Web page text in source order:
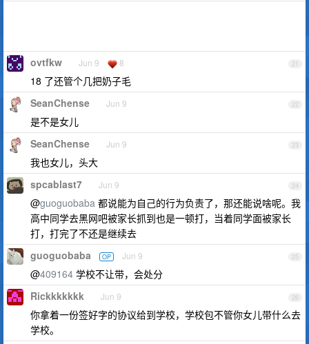
21
ovtfkw Jun 9 8
18 了还管个几把奶子毛
22
SeanChense Jun 9
是不是女儿
23
SeanChense Jun 9
我也女儿，头大
24
spcablast7 Jun 9
@guoguobaba 都说能为自己的行为负责了，那还能说啥呢。我
高中同学去黑网吧被家长抓到也是一顿打，当着同学面被家长
打，打完了不还是继续去
25
guoguobaba OP Jun 9
@409164 学校不让带，会处分
26
Rickkkkkkk Jun 9
你拿着一份签好字的协议给到学校，学校包不管你女儿带什么去
学校。